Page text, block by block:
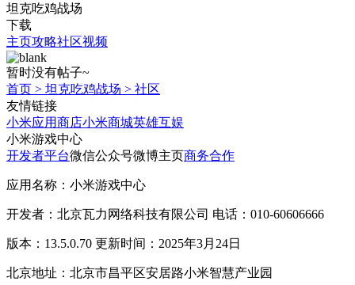
坦克吃鸡战场
下载
主页攻略社区视频
暂时没有帖子~
首页 > 坦克吃鸡战场 > 社区
友情链接
小米应用商店小米商城英雄互娱
小米游戏中心
开发者平台微信公众号微博主页商务合作
应用名称：小米游戏中心
开发者：北京瓦力网络科技有限公司 电话：010-60606666
版本：13.5.0.70 更新时间：2025年3月24日
北京地址：北京市昌平区安居路小米智慧产业园